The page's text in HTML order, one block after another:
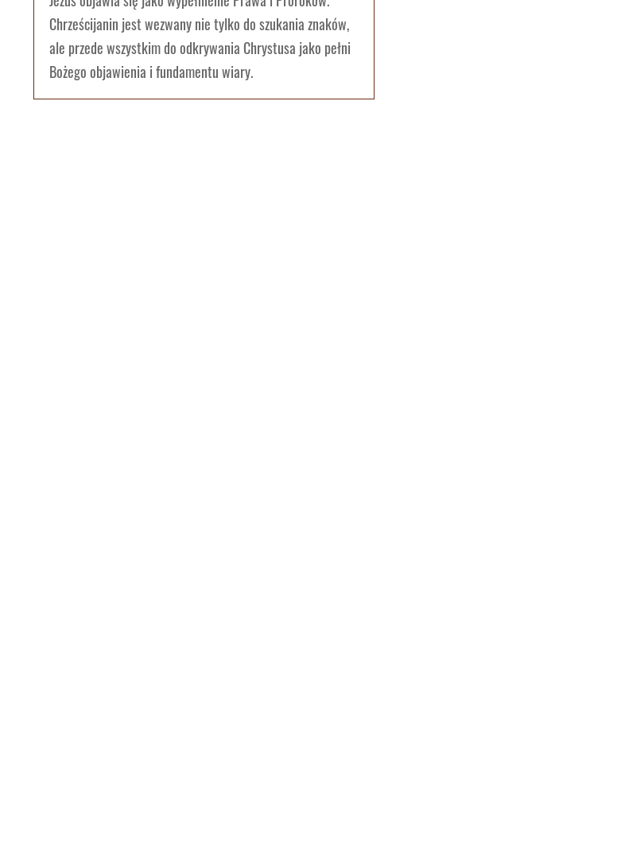
Chrześcijanin jest wezwany nie tylko do szukania znaków,
ale przede wszystkim do odkrywania Chrystusa jako pełni
Bożego objawienia i fundamentu wiary.